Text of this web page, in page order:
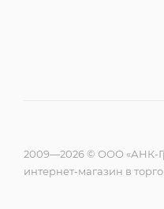
2009—2026 © ООО «АНК-
интернет-магазин в